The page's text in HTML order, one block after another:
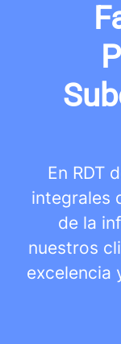
En RDT
integrales
de la
nuestros
excelencia